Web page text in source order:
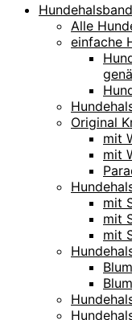
Alle
einfache
Original
mit
mit
mit
mit
mit